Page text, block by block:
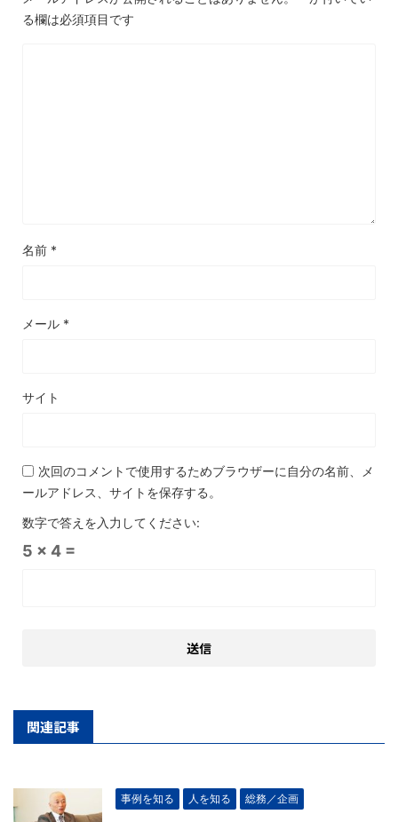
る欄は必須項目です
名前 *
メール *
サイト
次回のコメントで使用するためブラウザーに自分の名前、メ
ールアドレス、サイトを保存する。
数字で答えを入力してください:
5 × 4 =
関連記事
事例を知る 人を知る 総務／企画